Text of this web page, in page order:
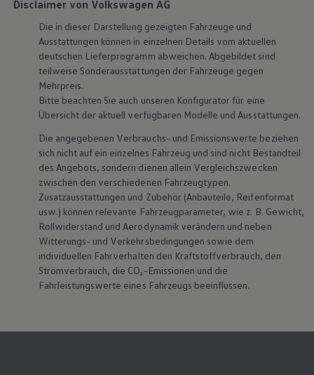
Magazin
Lifestyle
Transport
Familie
Elektromobilität
Volkswagen R
Pannen- und Unfallhilfe
Volkswagen Kundenbetreuung
Disclaimer von Volkswagen AG
Die in dieser Darstellung gezeigten Fahrzeuge und
Ausstattungen können in einzelnen Details vom aktuellen
deutschen Lieferprogramm abweichen. Abgebildet sind
teilweise Sonderausstattungen der Fahrzeuge gegen
Mehrpreis.
Bitte beachten Sie auch unseren Konfigurator für eine
Übersicht der aktuell verfügbaren Modelle und Ausstattungen.
Die angegebenen Verbrauchs- und Emissionswerte beziehen
sich nicht auf ein einzelnes Fahrzeug und sind nicht Bestandteil
des Angebots, sondern dienen allein Vergleichszwecken
zwischen den verschiedenen Fahrzeugtypen.
Zusatzausstattungen und Zubehör (Anbauteile, Reifenformat
usw.) können relevante Fahrzeugparameter, wie z. B. Gewicht,
Rollwiderstand und Aerodynamik verändern und neben
Witterungs- und Verkehrsbedingungen sowie dem
individuellen Fahrverhalten den Kraftstoffverbrauch, den
Stromverbrauch, die CO₂-Emissionen und die
Fahrleistungswerte eines Fahrzeugs beeinflussen.